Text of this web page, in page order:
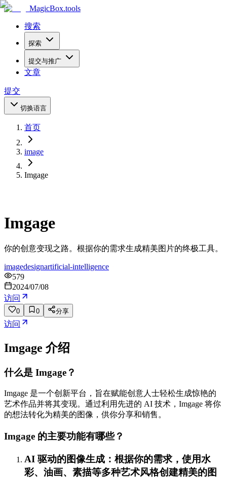
MagicBox.tools
搜索
探索
提交与推广
文章
提交
切换语言
首页
image
Imgage
Imgage
你的创意变现之路。根据你的需求生成精美图片的终极工具。
imagedesignartificial-intelligence
579
2024/07/08
访问
0 0 分享
访问
Imgage 介绍
什么是 Imgage？
Imgage 是一个创新平台，旨在赋能创意人士轻松生成惊艳的
艺术作品并将其变现。通过利用先进的 AI 技术，Imgage 将你
的想法转化为精美的图像，供你分享和销售。
Imgage 的主要功能有哪些？
AI 驱动的图像生成：根据你的需求，使用水
彩、油画、素描等多种艺术风格创建精美的图